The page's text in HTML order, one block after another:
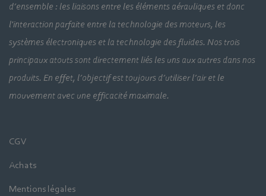
d’ensemble : les liaisons entre les éléments aérauliques et donc
l'interaction parfaite entre la technologie des moteurs, les
systèmes électroniques et la technologie des fluides. Nos trois
principaux atouts sont directement liés les uns aux autres dans nos
produits. En effet, l’objectif est toujours d’utiliser l’air et le
mouvement avec une efficacité maximale.
CGV
Achats
Mentions légales